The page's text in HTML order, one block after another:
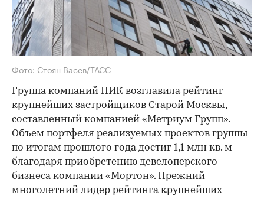
Фото: Стоян Васев/ТАСС
Группа компаний ПИК возглавила рейтинг
крупнейших застройщиков Старой Москвы,
составленный компанией «Метриум Групп».
Объем портфеля реализуемых проектов группы
по итогам прошлого года достиг 1,1 млн кв. м
благодаря приобретению девелоперского
бизнеса компании «Мортон». Прежний
многолетний лидер рейтинга крупнейших